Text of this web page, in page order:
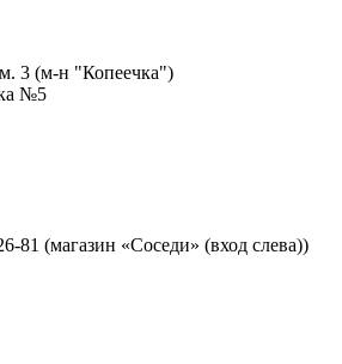
3 (м-н "Копеечка")
№5
81 (магазин «Соседи» (вход слева))